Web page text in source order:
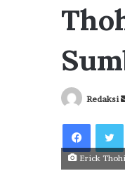
Redaksi
Erick